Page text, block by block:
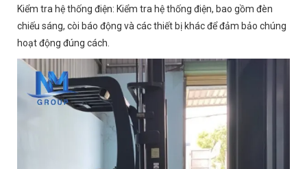
Kiểm tra hệ thống điện: Kiểm tra hệ thống điện, bao gồm đèn
chiếu sáng, còi báo động và các thiết bị khác để đảm bảo chúng
hoạt động đúng cách.